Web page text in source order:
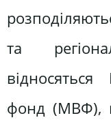
та
фонд (МВФ),